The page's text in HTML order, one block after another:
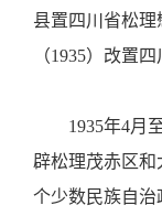
县置四川省松
（1935）改置
1935年4月
辟松理茂赤区和
个少数民族自